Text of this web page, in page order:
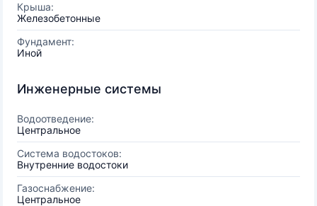
Крыша:
Железобетонные
Фундамент:
Иной
Инженерные системы
Водоотведение:
Центральное
Система водостоков:
Внутренние водостоки
Газоснабжение:
Центральное